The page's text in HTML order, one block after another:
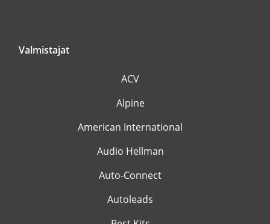
Valmistajat
ACV
Alpine
American International
Audio Hellman
Auto-Connect
Autoleads